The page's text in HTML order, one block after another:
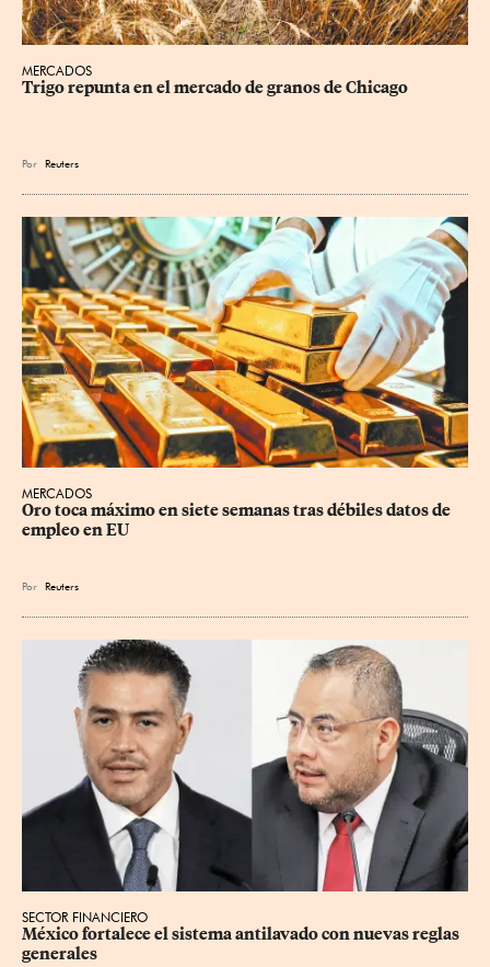
MERCADOS
Trigo repunta en el mercado de granos de Chicago
Por Reuters
MERCADOS
Oro toca máximo en siete semanas tras débiles datos de
empleo en EU
Por Reuters
SECTOR FINANCIERO
México fortalece el sistema antilavado con nuevas reglas
generales